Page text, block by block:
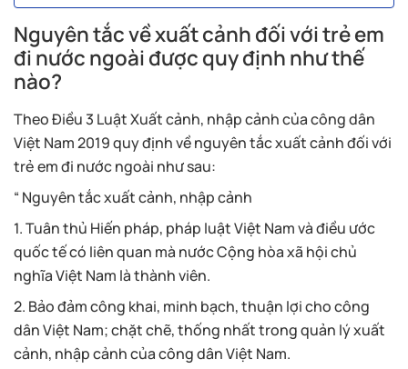
Nguyên tắc về xuất cảnh đối với trẻ em
đi nước ngoài được quy định như thế
nào?
Theo Điều 3 Luật Xuất cảnh, nhập cảnh của công dân
Việt Nam 2019 quy định về nguyên tắc xuất cảnh đối với
trẻ em đi nước ngoài như sau:
“ Nguyên tắc xuất cảnh, nhập cảnh
1. Tuân thủ Hiến pháp, pháp luật Việt Nam và điều ước
quốc tế có liên quan mà nước Cộng hòa xã hội chủ
nghĩa Việt Nam là thành viên.
2. Bảo đảm công khai, minh bạch, thuận lợi cho công
dân Việt Nam; chặt chẽ, thống nhất trong quản lý xuất
cảnh, nhập cảnh của công dân Việt Nam.